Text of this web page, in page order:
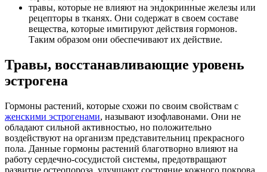
травы, которые не влияют на эндокринные железы или
рецепторы в тканях. Они содержат в своем составе
вещества, которые имитируют действия гормонов.
Таким образом они обеспечивают их действие.
Травы, восстанавливающие уровень
эстрогена
Гормоны растений, которые схожи по своим свойствам с
женскими эстрогенами, называют изофлавонами. Они не
обладают сильной активностью, но положительно
воздействуют на организм представительниц прекрасного
пола. Данные гормоны растений благотворно влияют на
работу сердечно-сосудистой системы, предотвращают
развитие остеопороза, улучшают состояние кожного покрова.